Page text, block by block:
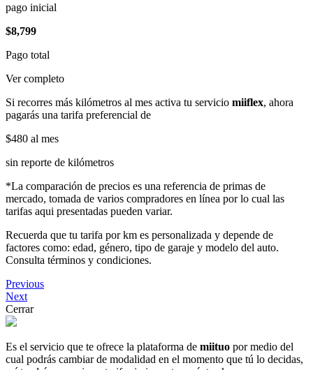
pago inicial
$8,799
Pago total
Ver completo
Si recorres más kilómetros al mes activa tu servicio miiflex, ahora
pagarás una tarifa preferencial de
$480 al mes
sin reporte de kilómetros
*La comparación de precios es una referencia de primas de
mercado, tomada de varios compradores en línea por lo cual las
tarifas aqui presentadas pueden variar.
Recuerda que tu tarifa por km es personalizada y depende de
factores como: edad, género, tipo de garaje y modelo del auto.
Consulta términos y condiciones.
Previous
Next
Cerrar
Es el servicio que te ofrece la plataforma de miituo por medio del
cual podrás cambiar de modalidad en el momento que tú lo decidas,